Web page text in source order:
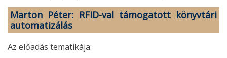
Marton Péter: RFID-val támogatott könyvtári
automatizálás
Az előadás tematikája: